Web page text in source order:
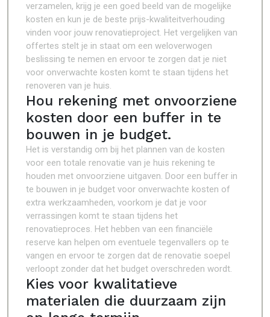
verzamelen, krijg je een goed beeld van de mogelijke
kosten en kun je de beste prijs-kwaliteitverhouding
vinden voor jouw renovatieproject. Het vergelijken van
offertes stelt je in staat om een weloverwogen
beslissing te nemen en ervoor te zorgen dat je niet
voor onverwachte kosten komt te staan tijdens het
renoveren van je huis.
Hou rekening met onvoorziene
kosten door een buffer in te
bouwen in je budget.
Het is verstandig om bij het plannen van de kosten
voor een totale renovatie van je huis rekening te
houden met onvoorziene uitgaven. Door een buffer in
te bouwen in je budget voor onverwachte kosten of
extra werkzaamheden, voorkom je dat je voor
verrassingen komt te staan tijdens het
renovatieproces. Het hebben van een financiële
reserve kan helpen om eventuele tegenvallers op te
vangen en ervoor te zorgen dat de renovatie soepel
verloopt zonder dat het budget overschreden wordt.
Kies voor kwalitatieve
materialen die duurzaam zijn